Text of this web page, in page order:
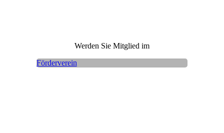
Werden Sie Mitglied im
Förderverein